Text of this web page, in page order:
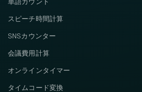
スピーチ時間計算
SNSカウンター
会議費用計算
オンラインタイマー
タイムコード変換